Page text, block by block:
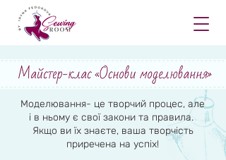
Моделювання- це творчий процес, але
і в ньому є свої закони та правила.
Якщо ви їх знаєте, ваша творчість
приречена на успіх!